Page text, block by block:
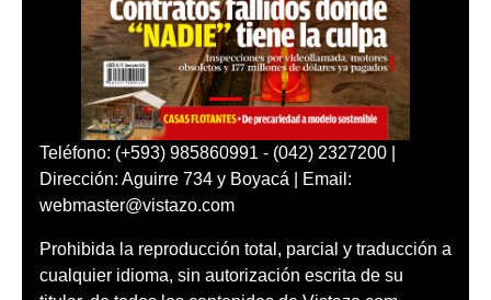
Teléfono: (+593) 985860991 - (042) 2327200 |
Dirección: Aguirre 734 y Boyacá | Email:
webmaster@vistazo.com
Prohibida la reproducción total, parcial y traducción a
cualquier idioma, sin autorización escrita de su